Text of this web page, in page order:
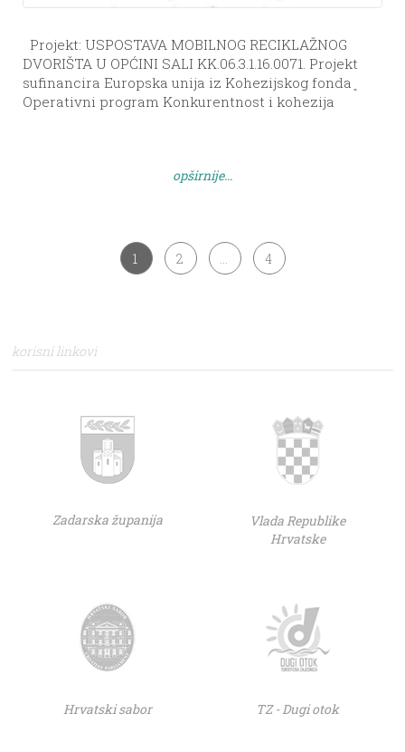
Projekt: USPOSTAVA MOBILNOG RECIKLAŽNOG
DVORIŠTA U OPĆINI SALI KK.06.3.1.16.0071. Projekt
sufinancira Europska unija iz Kohezijskog fonda ͈
Operativni program Konkurentnost i kohezija
aktivnost projekta ”Uspostava mobilnog reciklažnog
opširnije...
1 2 … 4
korisni linkovi
Zadarska županija
Vlada Republike
Hrvatske
Hrvatski sabor TZ - Dugi otok